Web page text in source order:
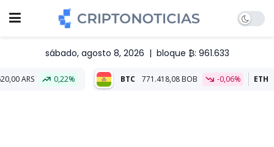
sábado, agosto 8, 2026 | bloque ₿: 961.633
0,22% 771.418,08 BOB -0,06% ETH 22.787,48